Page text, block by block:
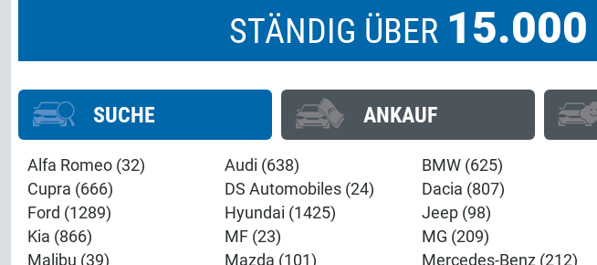
STÄNDIG ÜBER 15.000
SUCHE ANKAUF
Alfa Romeo (32) Audi (638) BMW (625)
Cupra (666)
DS Automobiles (24) Dacia (807)
Ford (1289)
Hyundai (1425) Jeep (98)
Kia (866)
MF (23) MG (209)
Malibu (39)
Mazda (101) Mercedes-Benz (212)